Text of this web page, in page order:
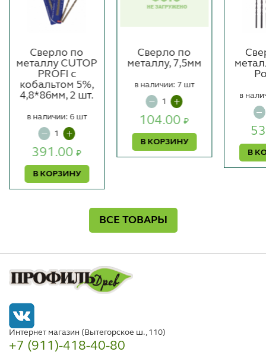
Сверло по
металлу CUTOP
PROFI с
кобальтом 5%,
4,8*86мм, 2 шт.
391.00₽
В КОРЗИНУ
в наличии: 6 шт
Сверло по
металлу, 7,5мм
104.00₽
В КОРЗИНУ
в наличии: 7 шт
В
в
ВСЕ ТОВАРЫ
Интернет магазин (Вытегорское ш., 110)
+7 (911)-418-40-80